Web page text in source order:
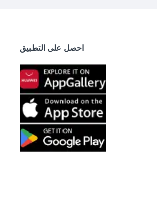
احصل على التطبيق